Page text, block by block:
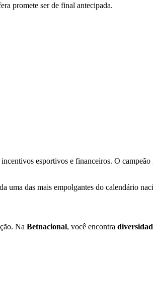
promete ser de final antecipada.
esportivos e financeiros. O campeão
uma das mais empolgantes do calendário
Na Betnacional, você encontra